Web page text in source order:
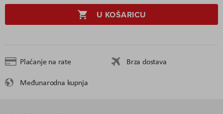
U KOŠARICU
Plaćanje na rate
Brza dostava
Međunarodna kupnja